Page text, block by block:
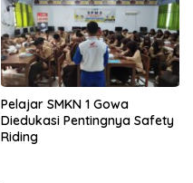
Pelajar SMKN 1 Gowa
Diedukasi Pentingnya Safety
Riding